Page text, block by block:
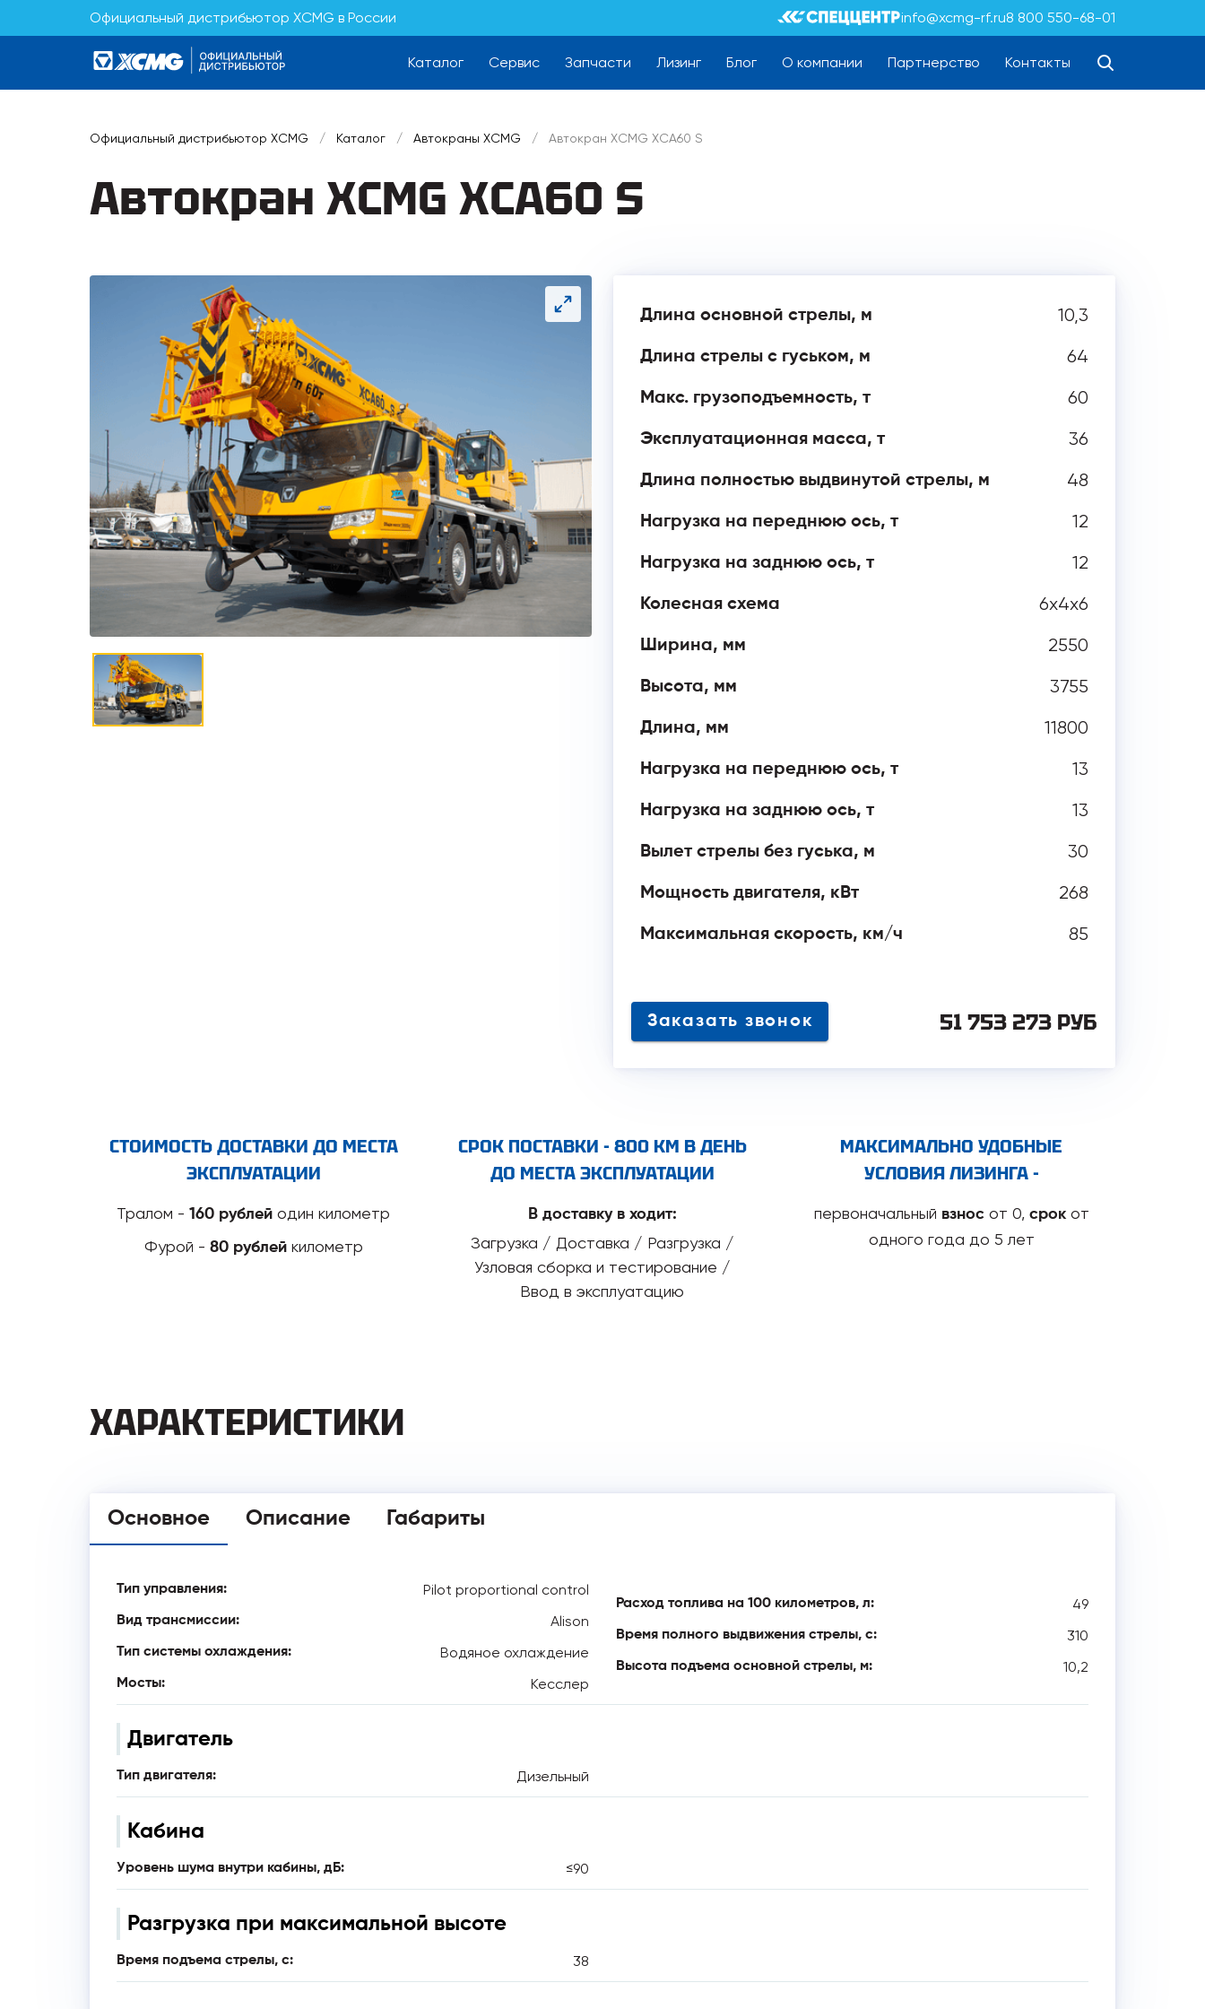
Официальный дистрибьютор XCMG в России info@xcmg-rf.ru8 800 550-68-01
Каталог Сервис Запчасти Лизинг Блог О компании Партнерство Контакты
Официальный дистрибьютор XCMG / Каталог / Автокраны XCMG / Автокран XCMG XCA60 S
Автокран XCMG XCA60 S
Длина основной стрелы, м 10,3
Длина стрелы с гуськом, м 64
Макс. грузоподъемность, т 60
Эксплуатационная масса, т 36
Длина полностью выдвинутой стрелы, м 48
Нагрузка на переднюю ось, т 12
Нагрузка на заднюю ось, т 12
Колесная схема 6х4х6
Ширина, мм 2550
Высота, мм 3755
Длина, мм 11800
Нагрузка на переднюю ось, т 13
Нагрузка на заднюю ось, т 13
Вылет стрелы без гуська, м 30
Мощность двигателя, кВт 268
Максимальная скорость, км/ч 85
Заказать звонок 51 753 273 РУБ
СТОИМОСТЬ ДОСТАВКИ ДО МЕСТА
ЭКСПЛУАТАЦИИ
Тралом -160 рублей один километр
Фурой - 80 рублейкилометр
СРОК ПОСТАВКИ - 800 КМ В ДЕНЬ
ДО МЕСТА ЭКСПЛУАТАЦИИ
В доставку в ходит:
Загрузка / Доставка / Разгрузка /
Узловая сборка и тестирование /
Ввод в эксплуатацию
МАКСИМАЛЬНО УДОБНЫЕ
УСЛОВИЯ ЛИЗИНГА -
первоначальный взнос от 0, срокот
одного года до 5 лет
ХАРАКТЕРИСТИКИ
Основное Описание Габариты
Тип управления: Pilot proportional control
Вид трансмиссии: Alison
Тип системы охлаждения: Водяное охлаждение
Мосты: Кесслер
Расход топлива на 100 километров, л: 49
Время полного выдвижения стрелы, с: 310
Высота подъема основной стрелы, м: 10,2
Двигатель
Тип двигателя: Дизельный
Кабина
Уровень шума внутри кабины, дБ: ≤90
Разгрузка при максимальной высоте
Время подъема стрелы, с: 38